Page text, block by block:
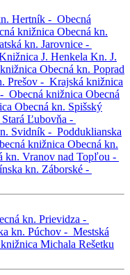
Hertník - Obecná
knižnica Obecná kn.
kn. Jarovnice -
J. Henkela Kn. J.
Obecná kn. Poprad
Prešov - Krajská knižnica
Obecná knižnica Obecná
Obecná kn. Spišský
Stará Ľubovňa -
Svidník - Podduklianska
knižnica Obecná kn.
kn. Vranov nad Topľou -
kn. Záborské -
kn. Prievidza -
kn. Púchov - Mestská
Michala Rešetku